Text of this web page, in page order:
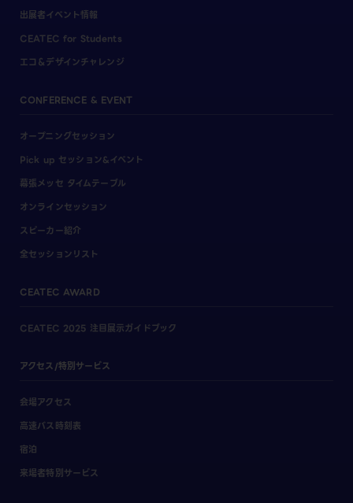
出展者イベント情報
CEATEC for Students
エコ＆デザインチャレンジ
CONFERENCE & EVENT
オープニングセッション
Pick up セッション&イベント
幕張メッセ タイムテーブル
オンラインセッション
スピーカー紹介
全セッションリスト
CEATEC AWARD
CEATEC 2025 注目展示ガイドブック
アクセス/特別サービス
会場アクセス
高速バス時刻表
宿泊
来場者特別サービス